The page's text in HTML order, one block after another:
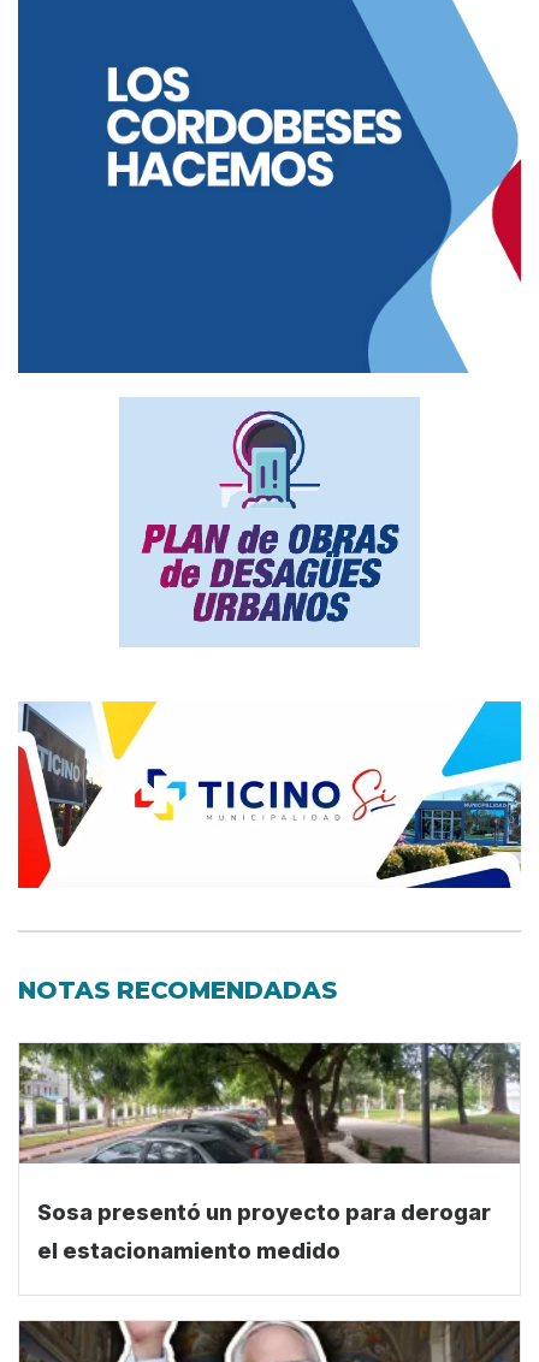
Sosa presentó un proyecto para derogar
el estacionamiento medido